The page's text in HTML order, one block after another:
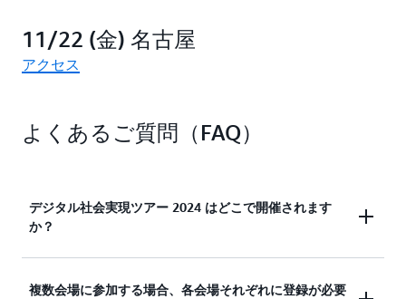
11/22 (金) 名古屋
アクセス
よくあるご質問（FAQ）
デジタル社会実現ツアー 2024 はどこで開催されます
か？
デジタル社会実現ツアー 2024 はどこで開催されま
複数会場に参加する場合、各会場それぞれに登録が必要